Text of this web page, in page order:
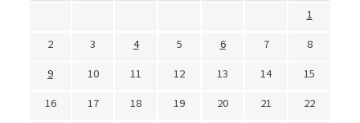
1
2
3 4 5 6 7
8
9
10 11 12 13 14
15
16
17 18 19 20 21
22